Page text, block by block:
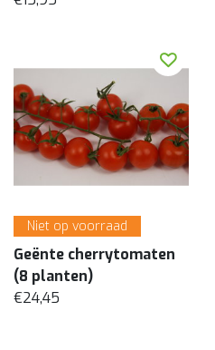
Niet op voorraad
Geënte cherrytomaten
(8 planten)
€24,45